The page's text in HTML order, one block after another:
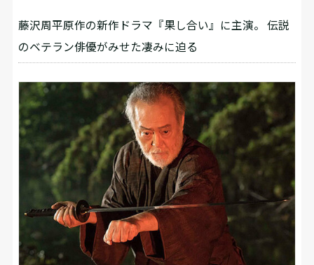
藤沢周平原作の新作ドラマ『果し合い』に主演。 伝説
のベテラン俳優がみせた凄みに迫る――